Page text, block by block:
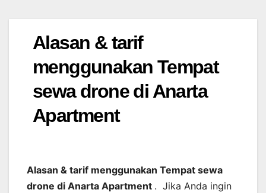
Alasan & tarif
menggunakan Tempat
sewa drone di Anarta
Apartment
Alasan & tarif menggunakan Tempat sewa
drone di Anarta Apartment . Jika Anda ingin